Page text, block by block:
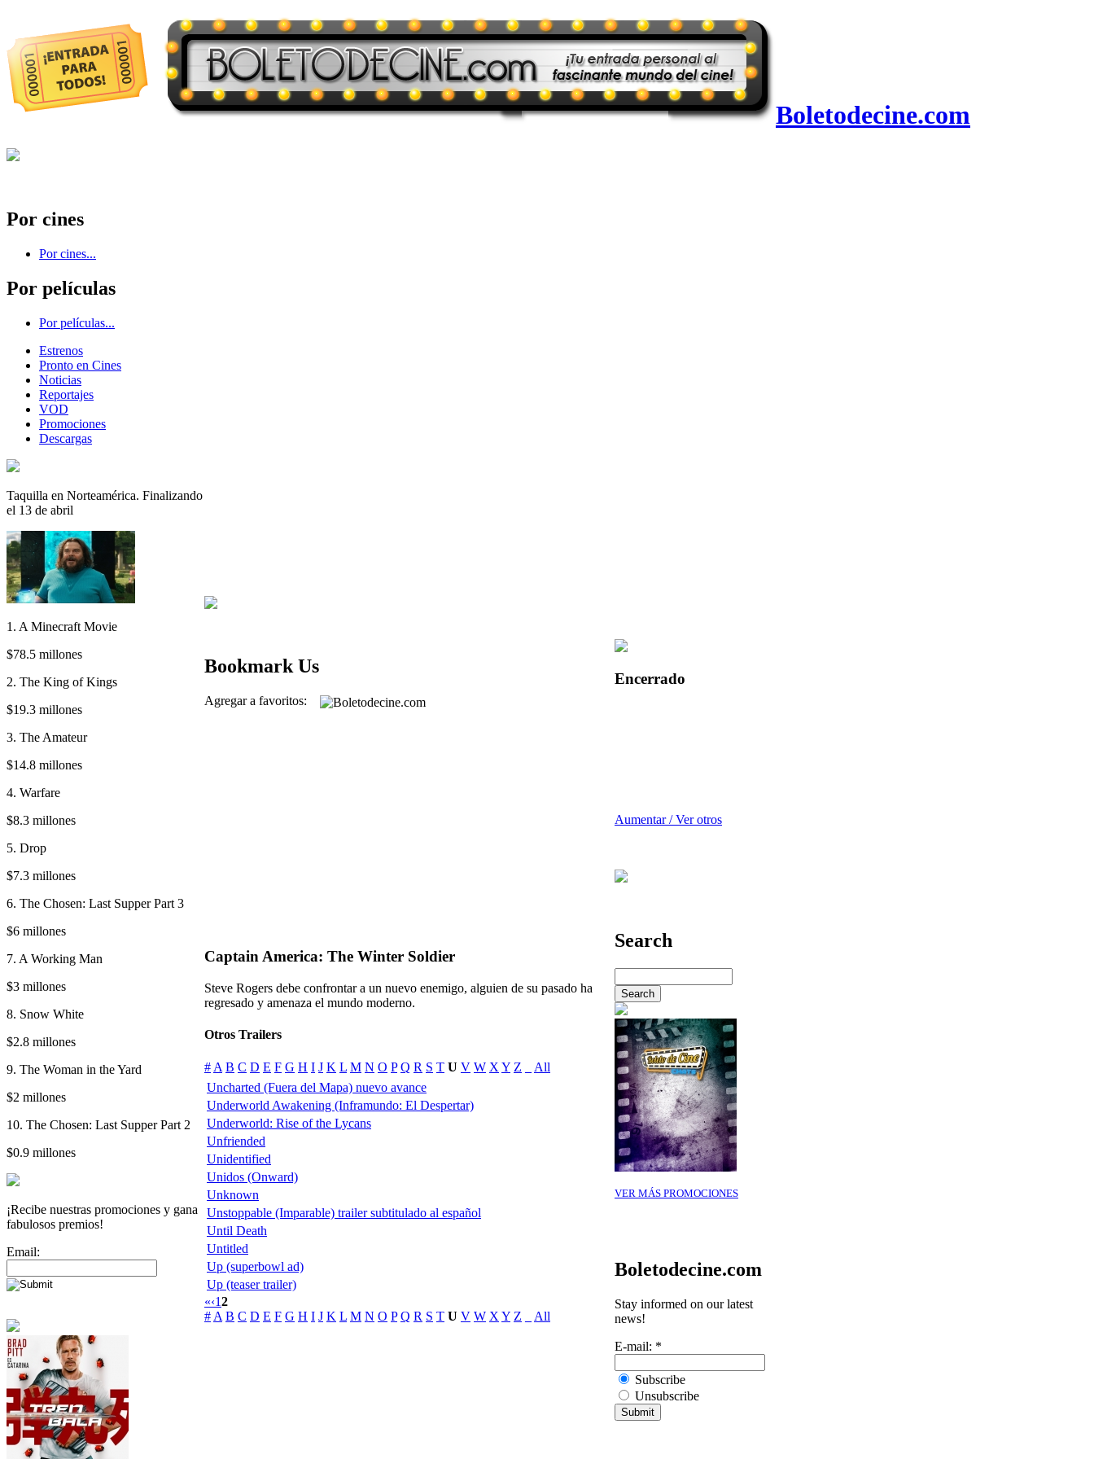
Boletodecine.com
Por cines
Por cines...
Por películas
Por películas...
Estrenos
Pronto en Cines
Noticias
Reportajes
VOD
Promociones
Descargas
Taquilla en Norteamérica. Finalizando
el 13 de abril
1. A Minecraft Movie
$78.5 millones
2. The King of Kings
$19.3 millones
3. The Amateur
$14.8 millones
4. Warfare
$8.3 millones
5. Drop
$7.3 millones
6. The Chosen: Last Supper Part 3
$6 millones
7. A Working Man
$3 millones
8. Snow White
$2.8 millones
9. The Woman in the Yard
$2 millones
10. The Chosen: Last Supper Part 2
$0.9 millones
¡Recibe nuestras promociones y gana
fabulosos premios!
Email:
Bookmark Us
Agregar a favoritos:
Captain America: The Winter Soldier
Steve Rogers debe confrontar a un nuevo enemigo, alguien de su pasado ha
regresado y amenaza el mundo moderno.
Otros Trailers
# A B C D E F G H I J K L M N O P Q R S T U V W X Y Z
All
Uncharted (Fuera del Mapa) nuevo avance
Underworld Awakening (Inframundo: El Despertar)
Underworld: Rise of the Lycans
Unfriended
Unidentified
Unidos (Onward)
Unknown
Unstoppable (Imparable) trailer subtitulado al español
Until Death
Untitled
Up (superbowl ad)
Up (teaser trailer)
«‹12
# A B C D E F G H I J K L M N O P Q R S T U V W X Y Z All
Encerrado
Aumentar / Ver otros
Search
VER MÁS PROMOCIONES
Boletodecine.com
Stay informed on our latest
news!
E-mail: *
Subscribe
Unsubscribe